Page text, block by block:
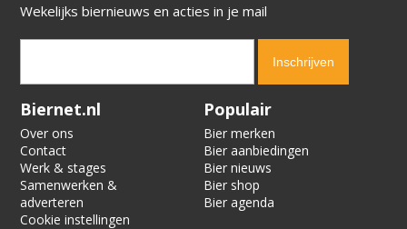
Wekelijks biernieuws en acties in je mail
Verification code:
Biernet.nl
Over ons
Contact
Werk & stages
Samenwerken &
adverteren
Cookie instellingen
Populair
Bier merken
Bier aanbiedingen
Bier nieuws
Bier shop
Bier agenda